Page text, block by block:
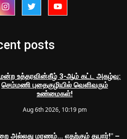
posts
உத்தரவின்கீழ் 3-ஆம் கட்ட அகழ்வு:
செம்மணி புதைகுழியில் வெளிவரும்
உண்மைகள்!
Aug 6th 2026, 10:19 pm
அல்லது மரணம்... எதற்கும் தயார்!" –